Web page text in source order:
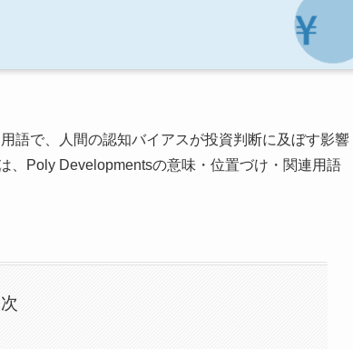
語で、人間の認知バイアスが投資判断に及ぼす影響
、Poly Developmentsの意味・位置づけ・関連用語